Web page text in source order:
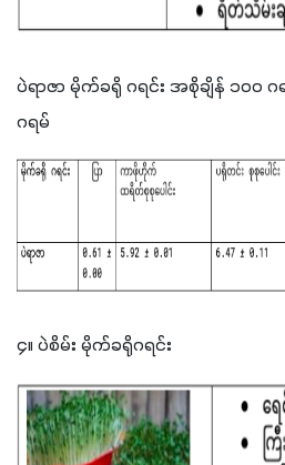
ပဲရာဇာ မိုက်ခရို ဂရင်း အစိုချိန် ၁ဝဝ
ဂရမ်
၄။ ပဲစိမ်း မိုက်ခရိုဂရင်း